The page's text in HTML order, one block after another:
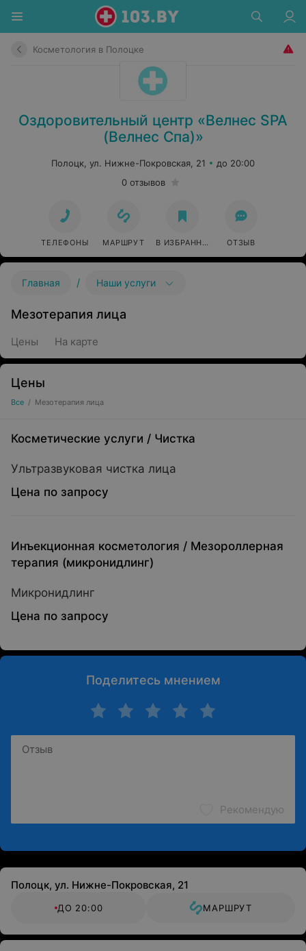
Косметология в Полоцке
Оздоровительный центр «Велнес SPA
(Велнес Спа)»
Полоцк, ул. Нижне-Покровская, 21
до 20:00
0 отзывов
ТЕЛЕФОНЫ МАРШРУТ В ИЗБРАННОЕ ОТЗЫВ
Главная / Наши услуги
Мезотерапия лица
Цены На карте
Цены
Все / Мезотерапия лица
Косметические услуги / Чистка
Ультразвуковая чистка лица
Цена по запросу
Инъекционная косметология / Мезороллерная
терапия (микронидлинг)
Микронидлинг
Цена по запросу
Поделитесь мнением
Рекомендую
Полоцк, ул. Нижне-Покровская, 21
ДО 20:00 МАРШРУТ